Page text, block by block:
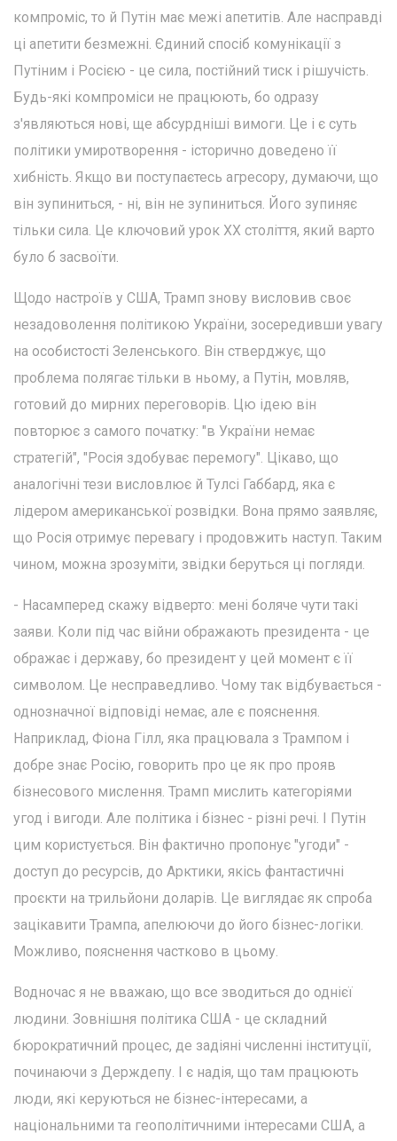
компроміс, то й Путін має межі апетитів. Але насправді
ці апетити безмежні. Єдиний спосіб комунікації з
Путіним і Росією - це сила, постійний тиск і рішучість.
Будь-які компроміси не працюють, бо одразу
з'являються нові, ще абсурдніші вимоги. Це і є суть
політики умиротворення - історично доведено її
хибність. Якщо ви поступаєтесь агресору, думаючи, що
він зупиниться, - ні, він не зупиниться. Його зупиняє
тільки сила. Це ключовий урок ХХ століття, який варто
було б засвоїти.
Щодо настроїв у США, Трамп знову висловив своє
незадоволення політикою України, зосередивши увагу
на особистості Зеленського. Він стверджує, що
проблема полягає тільки в ньому, а Путін, мовляв,
готовий до мирних переговорів. Цю ідею він
повторює з самого початку: "в України немає
стратегій", "Росія здобуває перемогу". Цікаво, що
аналогічні тези висловлює й Тулсі Габбард, яка є
лідером американської розвідки. Вона прямо заявляє,
що Росія отримує перевагу і продовжить наступ. Таким
чином, можна зрозуміти, звідки беруться ці погляди.
- Насамперед скажу відверто: мені боляче чути такі
заяви. Коли під час війни ображають президента - це
ображає і державу, бо президент у цей момент є її
символом. Це несправедливо. Чому так відбувається -
однозначної відповіді немає, але є пояснення.
Наприклад, Фіона Гілл, яка працювала з Трампом і
добре знає Росію, говорить про це як про прояв
бізнесового мислення. Трамп мислить категоріями
угод і вигоди. Але політика і бізнес - різні речі. І Путін
цим користується. Він фактично пропонує "угоди" -
доступ до ресурсів, до Арктики, якісь фантастичні
проєкти на трильйони доларів. Це виглядає як спроба
зацікавити Трампа, апелюючи до його бізнес-логіки.
Можливо, пояснення частково в цьому.
Водночас я не вважаю, що все зводиться до однієї
людини. Зовнішня політика США - це складний
бюрократичний процес, де задіяні численні інституції,
починаючи з Держдепу. І є надія, що там працюють
люди, які керуються не бізнес-інтересами, а
національними та геополітичними інтересами США, а